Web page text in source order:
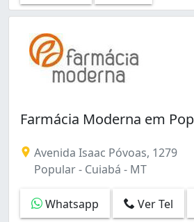
Farmácia Moderna em
Avenida Isaac Póvoas, 1279
Popular - Cuiabá - MT
Whatsapp Ver Tel